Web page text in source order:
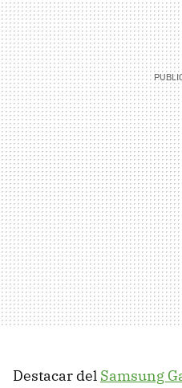
Destacar del Samsung